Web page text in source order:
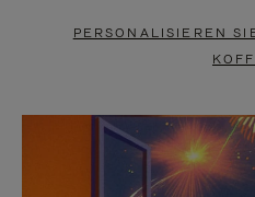
DRÜCKEN
ZUM
PERSONALISIEREN